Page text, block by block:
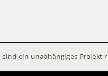
ein unabhängiges Projekt